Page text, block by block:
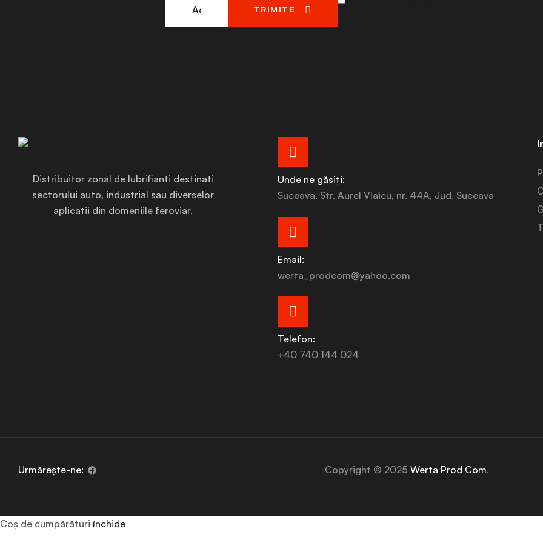
TRIMITE
Distribuitor zonal de lubrifianti destinati
sectorului auto, industrial sau diverselor
aplicatii din domeniile feroviar.
Unde ne găsiți:
Suceava, Str. Aurel Vlaicu, nr. 44A, Jud. Suceava
Email:
werta_prodcom@yahoo.com
Telefon:
+40 740 144 024
Urmărește-ne: Copyright © 2025 Werta Prod Com.
Coș de cumpărăturiînchide